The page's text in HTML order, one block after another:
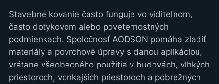
Stavebné kovanie často funguje vo viditeľnom,
často dotykovom alebo poveternostných
podmienkach. Spoločnosť AODSON pomáha zladiť
materiály a povrchové úpravy s danou aplikáciou,
vrátane všeobecného použitia v budovách, vlhkých
priestoroch, vonkajších priestoroch a pobrežných